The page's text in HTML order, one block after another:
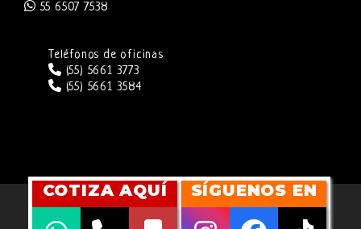
55 6507 7538
Teléfonos de oficinas
(55) 5661 3773
(55) 5661 3584
SITIO WEB DESARROLLADO POR
CUBITMARKETING
COTIZA AQUÍ SÍGUENOS EN